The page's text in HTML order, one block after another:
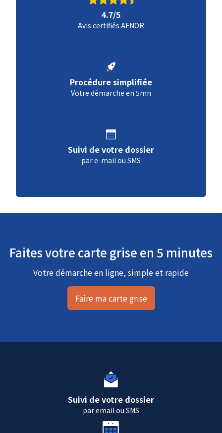
4.7/5
Avis certifiés AFNOR
Procédure simplifiée
Votre démarche en 5mn
Suivi de votre dossier
par e-mail ou SMS
Faites votre carte grise en 5 minutes
Votre démarche en ligne, simple et rapide
Faire ma carte grise
Suivi de votre dossier
par email ou SMS